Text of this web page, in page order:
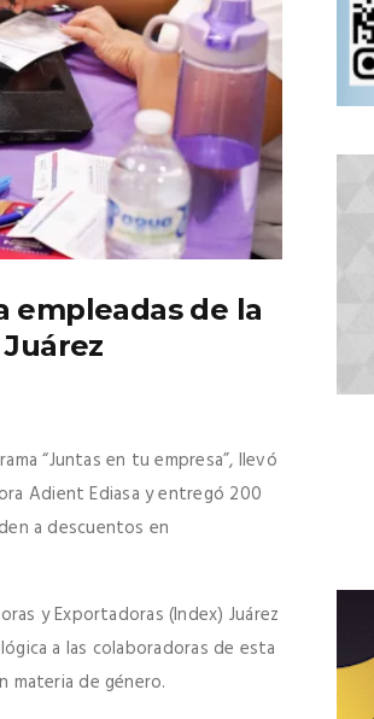
empleadas de la
“Juntas en tu empresa”, llevó
Adient Ediasa y entregó 200
a descuentos en
y Exportadoras (Index) Juárez
a las colaboradoras de esta
materia de género.